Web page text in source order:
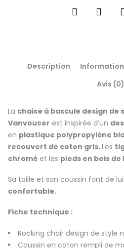
Description
Avis (0)
La chaise à bascule design de
Vanvoucer est inspirée d’un
en plastique polypropylène
recouvert de coton gris.Les
chromé et les pieds en bois
Sa taille et son coussin font de
confortable.
Fiche technique :
Rocking chair design de style
Coussin en coton rempli de